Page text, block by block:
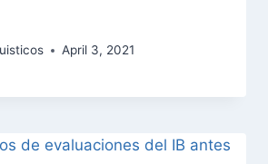
April 3, 2021